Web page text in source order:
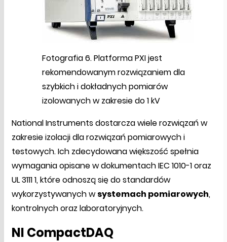
Fotografia 6. Platforma PXI jest
rekomendowanym rozwiązaniem dla
szybkich i dokładnych pomiarów
izolowanych w zakresie do 1 kV
National Instruments dostarcza wiele rozwiązań w
zakresie izolacji dla rozwiązań pomiarowych i
testowych. Ich zdecydowana większość spełnia
wymagania opisane w dokumentach IEC 1010-1 oraz
UL 3111 1, które odnoszą się do standardów
wykorzystywanych wsystemach pomiarowych,
kontrolnych oraz laboratoryjnych.
NI CompactDAQ